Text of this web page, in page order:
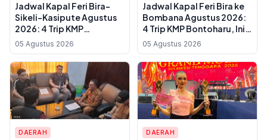
Jadwal Kapal Feri Bira-
Sikeli-Kasipute Agustus
2026: 4 Trip KMP
Bontoharu dan Rincian
Harga Tiket Dewasa
hingga Kendaraan
Golongan IX
05 Agustus 2026
Jadwal Kapal Feri Bira ke
Bombana Agustus 2026:
4 Trip KMP Bontoharu, Ini
Rincian Harga Tiket
Dewasa hingga Golongan
IX
05 Agustus 2026
DAERAH DAERAH